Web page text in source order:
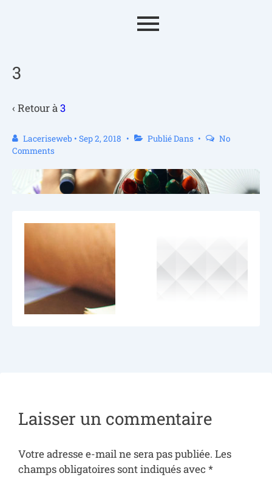
3
‹ Retour à3
Laceriseweb • Sep 2, 2018 Publié Dans
No
Comments
Laisser un commentaire
Votre adresse e-mail ne sera pas publiée. Les
champs obligatoires sont indiqués avec *